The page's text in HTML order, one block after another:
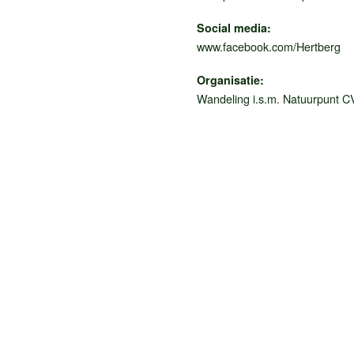
Social media:
www.facebook.com/Hertberg
Organisatie:
Wandeling i.s.m. Natuurpunt